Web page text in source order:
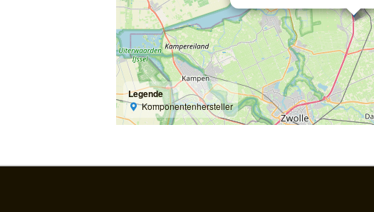
Legende
Komponentenhersteller